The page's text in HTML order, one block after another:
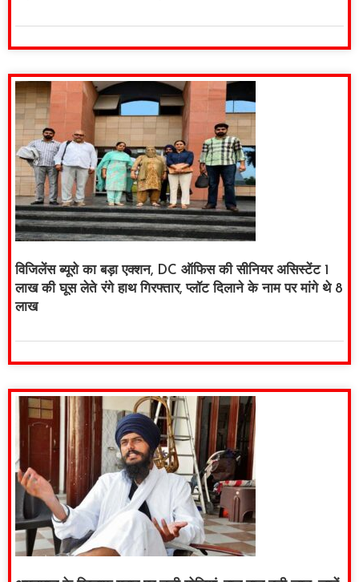
विजिलेंस ब्यूरो का बड़ा एक्शन, DC ऑफिस की सीनियर असिस्टेंट 1
लाख की घूस लेते रंगे हाथ गिरफ्तार, प्लॉट दिलाने के नाम पर मांगे थे 8
लाख